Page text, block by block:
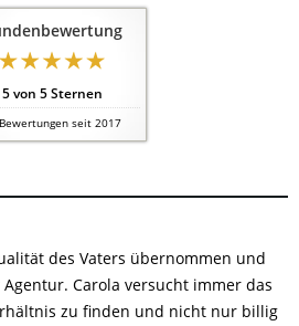
5von 5Sternen
Bewertungen seit 2017
des Vaters übernommen und
Carola versucht immer das
zu finden und nicht nur billig